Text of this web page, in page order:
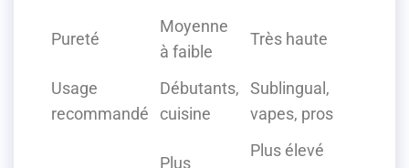
Pureté
Moyenne
à faible
Très haute
Usage
recommandé
Débutants,
cuisine
Sublingual,
vapes, pros
Plus
Plus élevé